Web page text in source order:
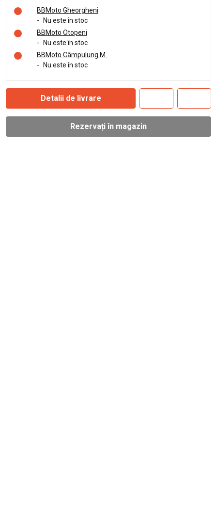
BBMoto Gheorgheni
-
Nu este în stoc
BBMoto Otopeni
-
Nu este în stoc
BBMoto Câmpulung M.
-
Nu este în stoc
Detalii de livrare
Rezervați în magazin